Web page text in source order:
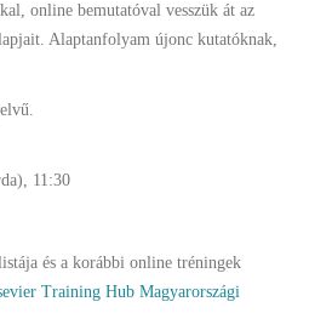
online bemutatóval vesszük át az
Alaptanfolyam újonc kutatóknak,
11:30
és a korábbi online tréningek
Training Hub Magyarországi